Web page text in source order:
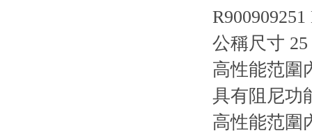
公稱尺寸
高性能范圍
具有阻尼功
高性能范圍